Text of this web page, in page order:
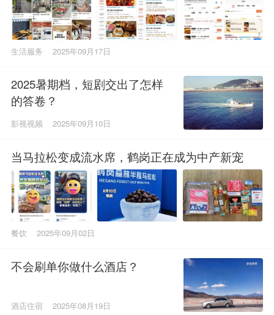
生活服务 2025年09月17日
2025暑期档，短剧交出了怎样
的答卷？
影视视频 2025年09月10日
当马拉松变成流水席，鹤岗正在成为中产新宠
餐饮 2025年09月02日
不会刷单你做什么酒店？
酒店住宿 2025年08月19日